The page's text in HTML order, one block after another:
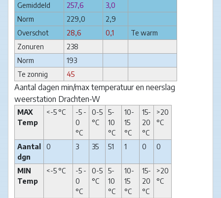
Gemiddeld
257,6
3,0
Norm
229,0
2,9
Overschot
28,6 0,1
Te warm
Zonuren
238
Norm
193
Te zonnig
45
Aantal dagen min/max temperatuur en neerslag
weerstation Drachten-W
MAX
Temp
<-5 °C
-5 -
0
°C
0-5
°C
5-
10
°C
10-
15
°C
15-
20
°C
>20
°C
Aantal
dgn
0 3 35 51 1 0 0
MIN
Temp
<-5 °C
-5 -
0
°C
0-5
°C
5-
10
°C
10-
15
°C
15-
20
°C
>20
°C